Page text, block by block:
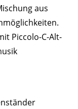
aus
Piccolo-C-Alt-